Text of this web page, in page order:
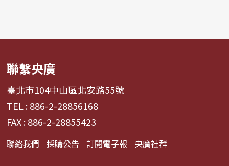
聯繫央廣
臺北市104中山區北安路55號
TEL : 886-2-28856168
FAX : 886-2-28855423
聯絡我們 採購公告 訂閱電子報 央廣社群